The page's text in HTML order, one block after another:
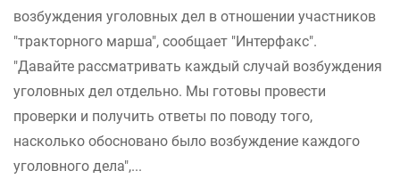
возбуждения уголовных дел в отношении участников
"тракторного марша", сообщает "Интерфакс".
"Давайте рассматривать каждый случай возбуждения
уголовных дел отдельно. Мы готовы провести
проверки и получить ответы по поводу того,
насколько обосновано было возбуждение каждого
уголовного дела",...